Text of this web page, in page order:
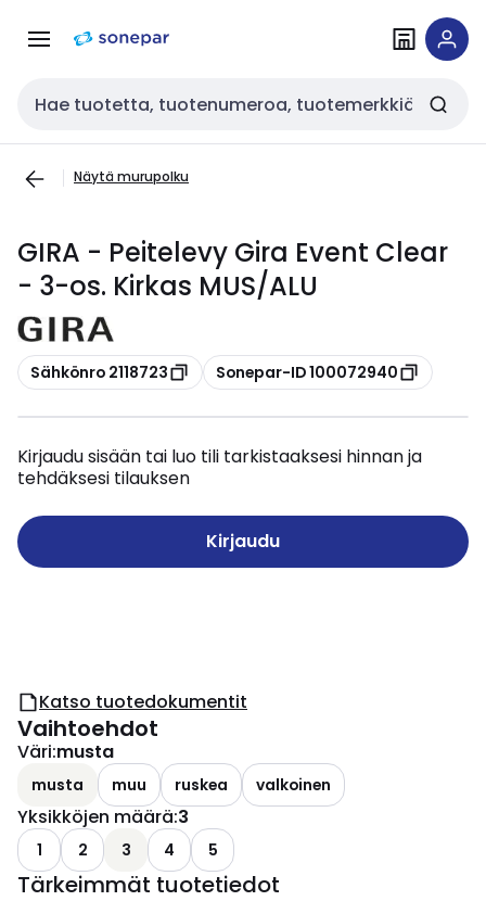
navigointiinsisältöön
Haku
Näytä murupolku
GIRA - Peitelevy Gira Event Clear
- 3-os. Kirkas MUS/ALU
Kopioi
Sähkönro 2118723 Kopioi
Sonepar-ID 100072940
Kirjaudu sisään tai luo tili tarkistaaksesi hinnan ja
tehdäksesi tilauksen
Kirjaudu
Katso tuotedokumentit
Vaihtoehdot
Väri:musta
musta muu ruskea valkoinen
Yksikköjen määrä:3
1 2 3 4 5
Tärkeimmät tuotetiedot